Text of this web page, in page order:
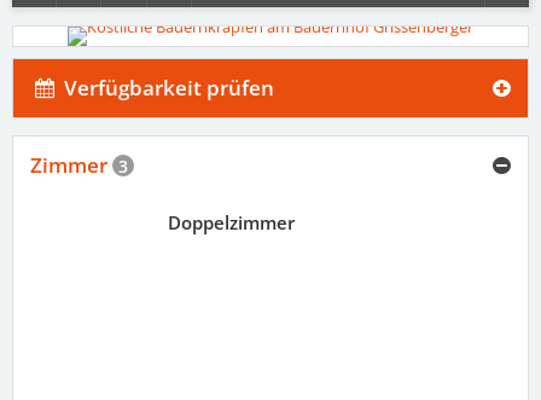
Verfügbarkeit prüfen
Zimmer 3
Doppelzimmer